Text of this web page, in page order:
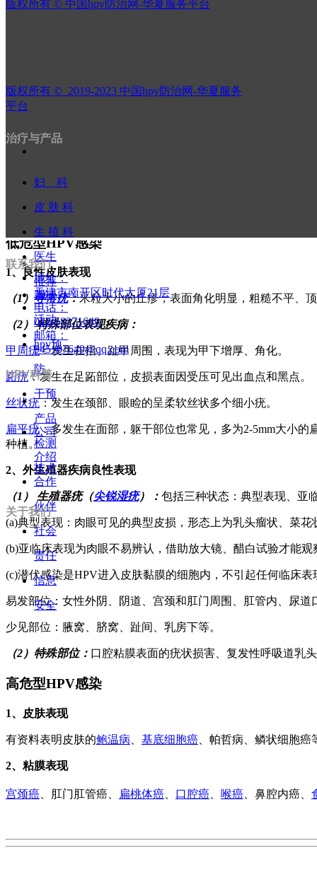
4、医源性感染：医务人员在治疗护理时防护不好，造成自身
5、母婴传播：是由婴儿通过
临床表现
低危型HPV感染
1、良性皮肤表现
（1） 寻常疣：米粒大小的丘疹，表面角化明显，粗糙不平、
（2） 特殊部位表现疾病：
甲周疣：发生在指、趾甲周围，表现为甲下增厚、角化。
跖疣：发生在足跖部位，皮损表面因受压可见出血点和黑点。
丝状疣：发生在颈部、眼睑的呈柔软丝状多个细小疣。
扁平疣：多发生在面部，躯干部位也常见，多为2-5mm大小
种植。
2、外生殖器疾病良性表现
（1） 生殖器疣（尖锐湿疣）： 包括三种状态：典型表现、亚
(a)典型表现：肉眼可见的典型皮损，形态上为乳头瘤状、菜
(b)亚临床表现为肉眼不易辨认，借助放大镜、醋白试验才能
(c)潜伏感染是HPV进入皮肤黏膜的细胞内，不引起任何临床
易发部位：女性外阴、阴道、宫颈和肛门周围、肛管内、尿
少见部位：腋窝、脐窝、趾间、乳房下等。
（2）特殊部位： 口腔粘膜表面的疣状损害、复发性呼吸道乳
高危型HPV感染
1、皮肤表现
有资料表明皮肤的鲍温病 基底细胞癌 、帕哲病、鳞状细胞
2、粘膜表现
宫颈癌 、肛门肛管癌、 扁桃体癌 口腔癌 喉癌 、鼻腔内癌、
版权所有 © 中国hpv防治网-华夏服务平台
版权所有 ©  2019-2023 中国hpv防治网-华夏服务
平台
治疗与产品
妇 科
皮 肤 科
生 殖 科
医生
推荐
帮扶
活动
hpv预
防
干预
产品
检测
技术
HPV科普
公司
介绍
合作
伙伴
社会
责任
信息
安全
关于我们
联系我们
地址：
天津市南开区时代大厦21层
电话：
022-58371649
邮箱：
945107649@qq.com